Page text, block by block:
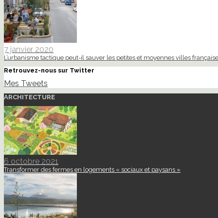
7 janvier 2020
L’urbanisme tactique peut-il sauver les petites et moyennes villes
Retrouvez-nous sur Twitter
Mes Tweets
ARCHITECTURE
6 octobre 2021
Transformer des fermes en logements « sociaux et paysans »